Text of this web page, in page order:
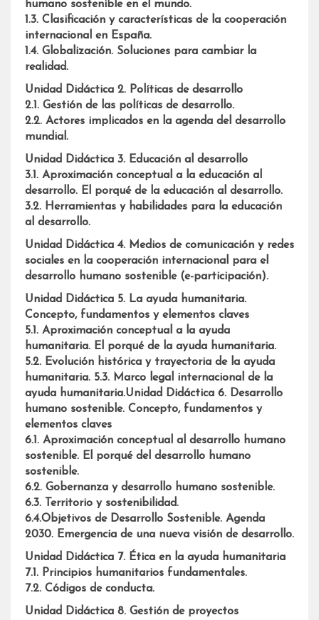
humano sostenible en el mundo.
1.3. Clasificación y características de la cooperación
internacional en España.
1.4. Globalización. Soluciones para cambiar la
realidad.
Unidad Didáctica 2. Políticas de desarrollo
2.1. Gestión de las políticas de desarrollo.
2.2. Actores implicados en la agenda del desarrollo
mundial.
Unidad Didáctica 3. Educación al desarrollo
3.1. Aproximación conceptual a la educación al
desarrollo. El porqué de la educación al desarrollo.
3.2. Herramientas y habilidades para la educación
al desarrollo.
Unidad Didáctica 4. Medios de comunicación y redes
sociales en la cooperación internacional para el
desarrollo humano sostenible (e-participación).
Unidad Didáctica 5. La ayuda humanitaria.
Concepto, fundamentos y elementos claves
5.1. Aproximación conceptual a la ayuda
humanitaria. El porqué de la ayuda humanitaria.
5.2. Evolución histórica y trayectoria de la ayuda
humanitaria. 5.3. Marco legal internacional de la
ayuda humanitaria.Unidad Didáctica 6. Desarrollo
humano sostenible. Concepto, fundamentos y
elementos claves
6.1. Aproximación conceptual al desarrollo humano
sostenible. El porqué del desarrollo humano
sostenible.
6.2. Gobernanza y desarrollo humano sostenible.
6.3. Territorio y sostenibilidad.
6.4.Objetivos de Desarrollo Sostenible. Agenda
2030. Emergencia de una nueva visión de desarrollo.
Unidad Didáctica 7. Ética en la ayuda humanitaria
7.1. Principios humanitarios fundamentales.
7.2. Códigos de conducta.
Unidad Didáctica 8. Gestión de proyectos